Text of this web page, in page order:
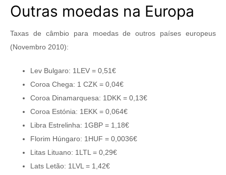
Outras moedas na Europa
Taxas de câmbio para moedas de outros países europeus
(Novembro 2010):
Lev Bulgaro: 1LEV = 0,51€
Coroa Chega: 1 CZK = 0,04€
Coroa Dinamarquesa: 1DKK = 0,13€
Coroa Estónia: 1EKK = 0,064€
Libra Estrelinha: 1GBP = 1,18€
Florim Húngaro: 1HUF = 0,0036€
Litas Lituano: 1LTL = 0,29€
Lats Letão: 1LVL = 1,42€